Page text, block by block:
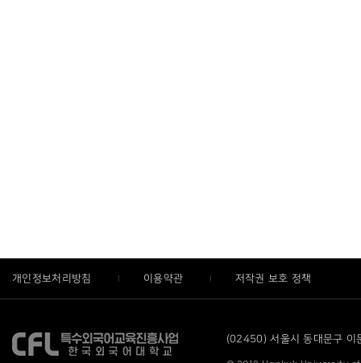
개인정보처리방침 이용약관 저작권 보호 정책
(02450) 서울시 동대문구